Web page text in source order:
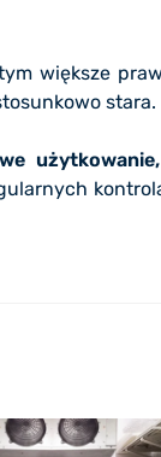
większe
stara.